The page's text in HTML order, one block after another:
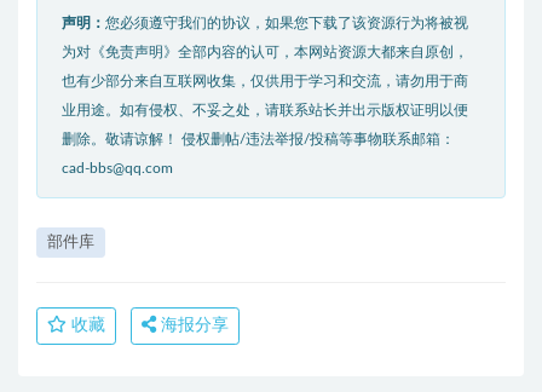
声明： 您必须遵守我们的协议，如果您下载了该资源行为将被视
为对《免责声明》全部内容的认可，本网站资源大都来自原创，
也有少部分来自互联网收集，仅供用于学习和交流，请勿用于商
业用途。如有侵权、不妥之处，请联系站长并出示版权证明以便
删除。敬请谅解！ 侵权删帖/违法举报/投稿等事物联系邮箱：
cad-bbs@qq.com
部件库
收藏 海报分享